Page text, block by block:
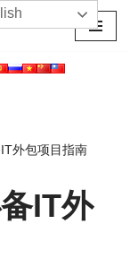
外包项目指南
IT外